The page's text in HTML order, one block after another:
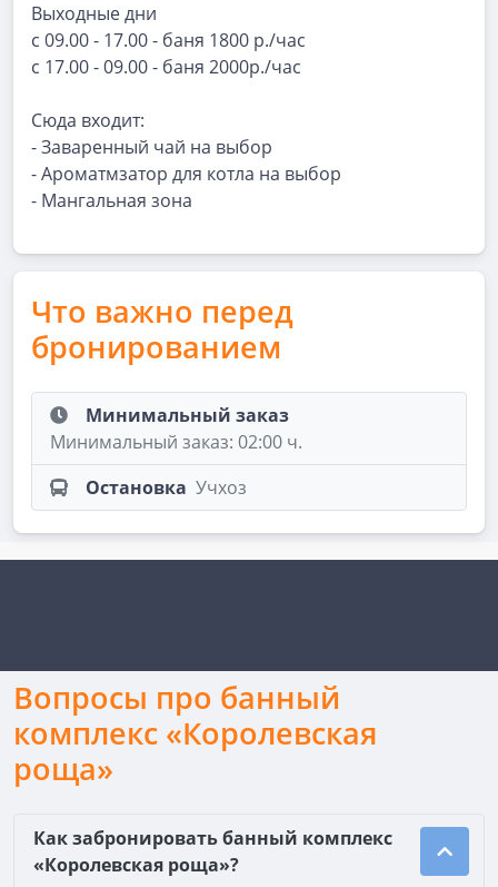
Выходные дни
с 09.00 - 17.00 - баня 1800 р./час
с 17.00 - 09.00 - баня 2000р./час
Сюда входит:
- Заваренный чай на выбор
- Ароматмзатор для котла на выбор
- Мангальная зона
Что важно перед
бронированием
Минимальный заказ
Минимальный заказ: 02:00 ч.
Остановка Учхоз
Вопросы про банный
комплекс «Королевская
роща»
Как забронировать банный комплекс
«Королевская роща»?